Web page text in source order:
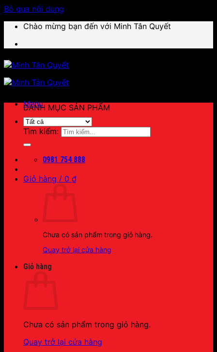
Bỏ qua nội dung
Chào mừng bạn đến với Minh Tân Quyết
Menu
Tìm kiếm:
0981 754 888
Giỏ hàng / 0 ₫
Chưa có sản phẩm trong giỏ hàng.
Quay trở lại cửa hàng
Giỏ hàng
Chưa có sản phẩm trong giỏ hàng.
Quay trở lại cửa hàng
DANH MỤC SẢN PHẨM